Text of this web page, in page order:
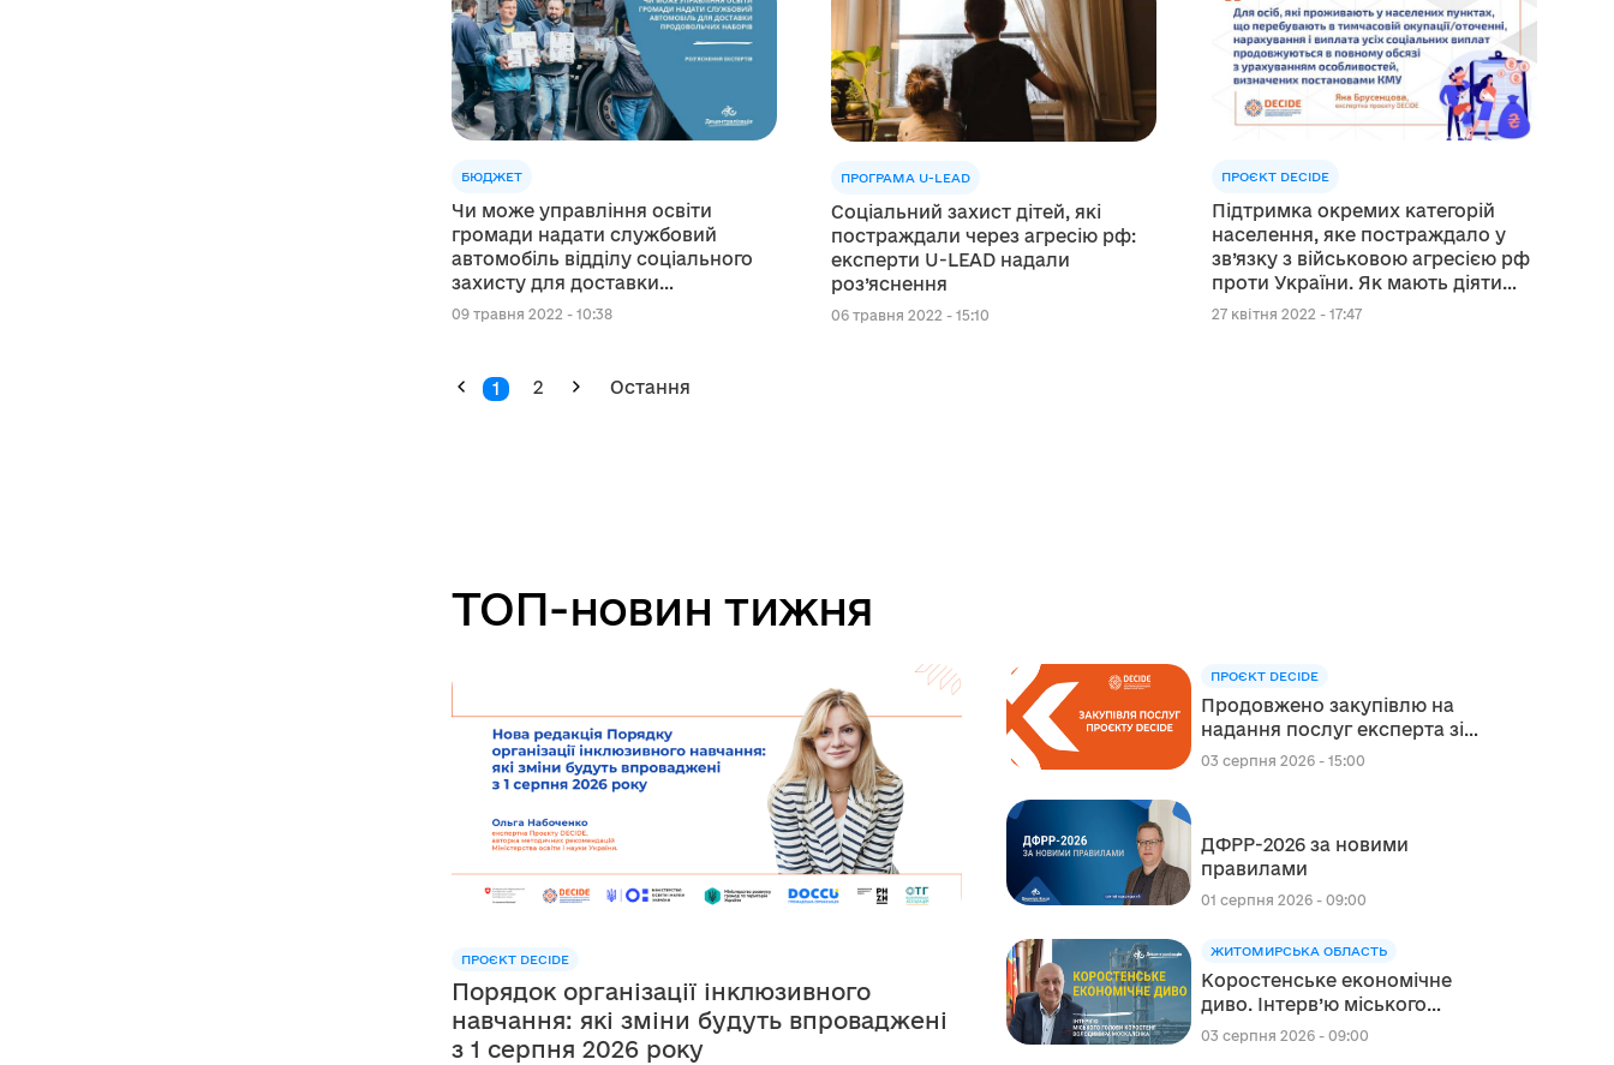
БЮДЖЕТ
Чи може управління освіти
громади надати службовий
автомобіль відділу соціального
захисту для доставки
продовольчих наборів –
09 травня 2022 - 10:38
ПРОГРАМА U-LEAD
Соціальний захист дітей, які
постраждали через агресію рф:
експерти U-LEAD надали
роз’яснення
06 травня 2022 - 15:10
ПРОЄКТ DECIDE
Підтримка окремих категорій
населення, яке постраждало у
зв’язку з військовою агресією рф
проти України. Як мають діяти
ОМС?
27 квітня 2022 - 17:47
1 2 Остання
ТОП-новин тижня
ПРОЄКТ DECIDE
Порядок організації інклюзивного
навчання: які зміни будуть впроваджені
з 1 серпня 2026 року
ПРОЄКТ DECIDE
Продовжено закупівлю на
надання послуг експерта зі
стратегічного планування
українського Проєкту DECIDE
03 серпня 2026 - 15:00
ДФРР-2026 за новими
правилами
01 серпня 2026 - 09:00
ЖИТОМИРСЬКА ОБЛАСТЬ
Коростенське економічне
диво. Інтерв’ю міського
голови Коростеня
03 серпня 2026 - 09:00